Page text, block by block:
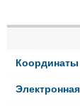
Координаты